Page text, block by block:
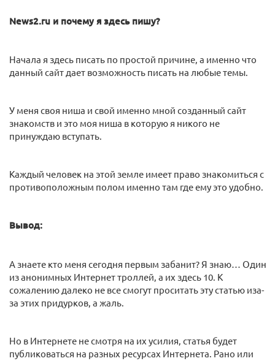
News2.ru и почему я здесь пишу?
Начала я здесь писать по простой причине, а именно что
данный сайт дает возможность писать на любые темы.
У меня своя ниша и свой именно мной созданный сайт
знакомств и это моя ниша в которую я никого не
принуждаю вступать.
Каждый человек на этой земле имеет право знакомиться с
противоположным полом именно там где ему это удобно.
Вывод:
А знаете кто меня сегодня первым забанит? Я знаю… Один
из анонимных Интернет троллей, а их здесь 10. К
сожалению далеко не все смогут проситать эту статью иза-
за этих придурков, а жаль.
Но в Интернете не смотря на их усилия, статья будет
публиковаться на разных ресурсах Интернета. Рано или